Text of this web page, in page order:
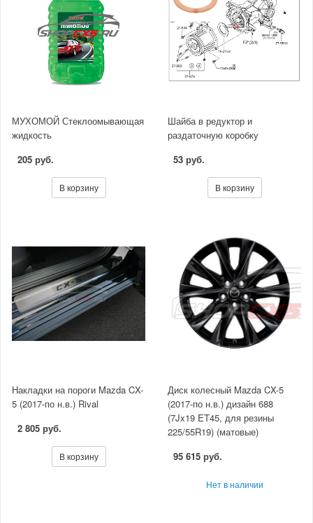
МУХОМОЙ Стеклоомывающая
жидкость
205 руб.
В корзину
Шайба в редуктор и
раздаточную коробку
53 руб.
В корзину
Накладки на пороги Mazda CX-
5 (2017-по н.в.) Rival
2 805 руб.
В корзину
Диск колесный Mazda CX-5
(2017-по н.в.) дизайн 688
(7Jx19 ET45, для резины
225/55R19) (матовые)
95 615 руб.
Нет в наличии